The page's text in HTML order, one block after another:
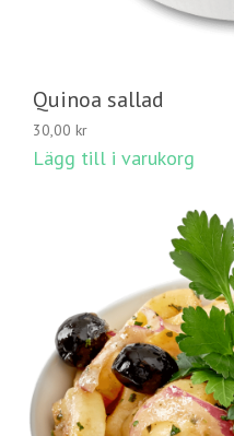
Quinoa sallad
30,00 kr
Lägg till i varukorg